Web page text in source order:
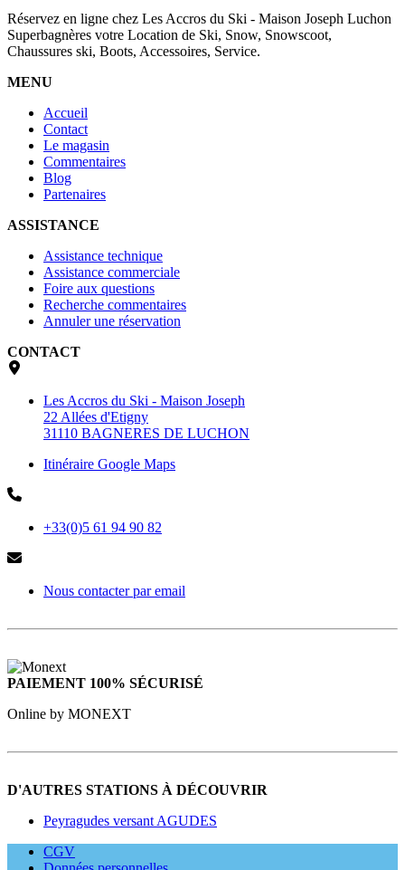
Réservez en ligne chez Les Accros du Ski - Maison Joseph Luchon
Superbagnères votre Location de Ski, Snow, Snowscoot,
Chaussures ski, Boots, Accessoires, Service.
MENU
Accueil
Contact
Le magasin
Commentaires
Blog
Partenaires
ASSISTANCE
Assistance technique
Assistance commerciale
Foire aux questions
Recherche commentaires
Annuler une réservation
CONTACT
Les Accros du Ski - Maison Joseph
22 Allées d'Etigny
31110 BAGNERES DE LUCHON
Itinéraire Google Maps
+33(0)5 61 94 90 82
Nous contacter par email
PAIEMENT 100% SÉCURISÉ
Online by MONEXT
D'AUTRES STATIONS À DÉCOUVRIR
Peyragudes versant AGUDES
CGV